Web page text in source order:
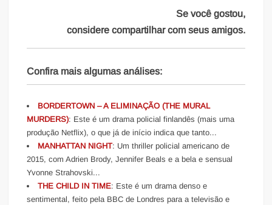
Se você gostou,
considere compartilhar com seus amigos.
Confira mais algumas análises:
BORDERTOWN – A ELIMINAÇÃO (THE MURAL
MURDERS): Este é um drama policial finlandês (mais uma
produção Netflix), o que já de início indica que tanto...
MANHATTAN NIGHT: Um thriller policial americano de
2015, com Adrien Brody, Jennifer Beals e a bela e sensual
Yvonne Strahovski...
THE CHILD IN TIME: Este é um drama denso e
sentimental, feito pela BBC de Londres para a televisão e